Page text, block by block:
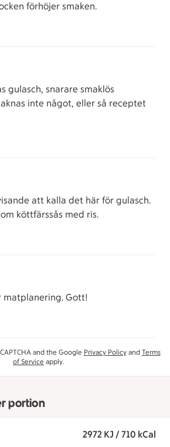
förhöjer smaken.
gulasch, snarare smaklös
inte något, eller så receptet
att kalla det här för gulasch.
köttfärssås med ris.
matplanering. Gott!
and the Google Privacy Policyand Terms
of Service apply.
portion
2972 KJ / 710 kCal